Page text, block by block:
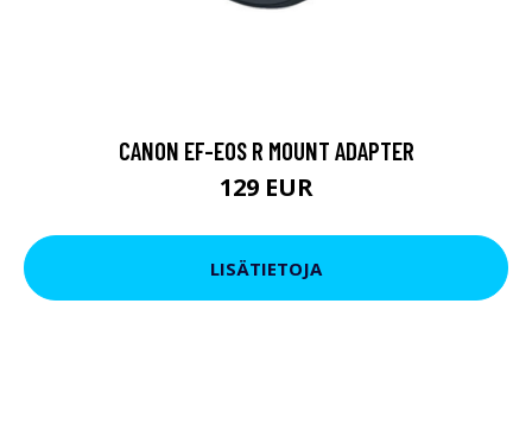
CANON EF-EOS R MOUNT ADAPTER
129 EUR
LISÄTIETOJA